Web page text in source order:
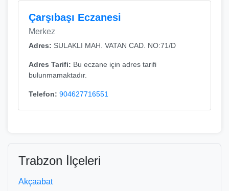
Çarşıbaşı Eczanesi
Merkez
Adres: SULAKLI MAH. VATAN CAD. NO:71/D
Adres Tarifi: Bu eczane için adres tarifi
bulunmamaktadır.
Telefon: 904627716551
Trabzon İlçeleri
Akçaabat